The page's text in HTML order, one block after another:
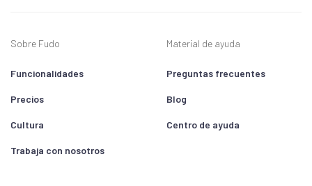
Sobre Fudo
Funcionalidades
Precios
Cultura
Trabaja con nosotros
Material de ayuda
Preguntas frecuentes
Blog
Centro de ayuda